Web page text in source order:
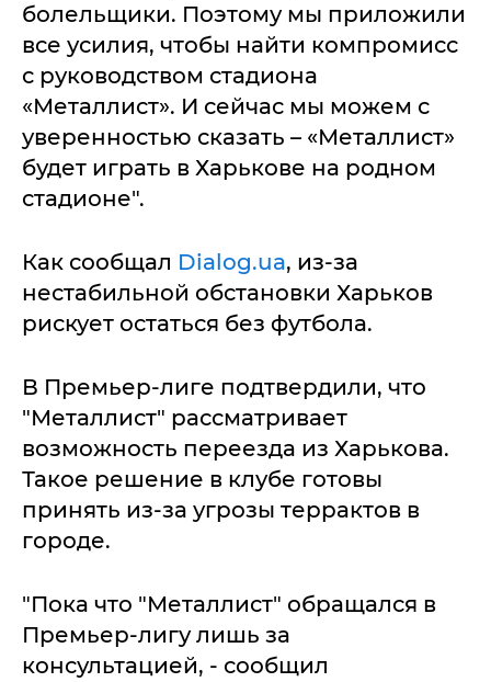
болельщики. Поэтому мы приложили
все усилия, чтобы найти компромисс
с руководством стадиона
«Металлист». И сейчас мы можем с
уверенностью сказать – «Металлист»
будет играть в Харькове на родном
стадионе".
Как сообщал Dialog.ua, из-за
нестабильной обстановки Харьков
рискует остаться без футбола.
В Премьер-лиге подтвердили, что
"Металлист" рассматривает
возможность переезда из Харькова.
Такое решение в клубе готовы
принять из-за угрозы террактов в
городе.
"Пока что "Металлист" обращался в
Премьер-лигу лишь за
консультацией, - сообщил